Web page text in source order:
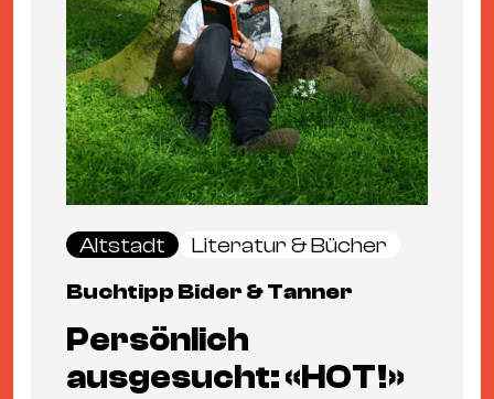
Altstadt
Literatur & Bücher
Buchtipp Bider & Tanner
Persönlich
ausgesucht: «HOT!»